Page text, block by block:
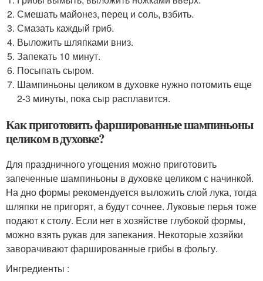
Смешать майонез, перец и соль, взбить.
Смазать каждый гриб.
Выложить шляпками вниз.
Запекать 10 минут.
Посыпать сыром.
Шампиньоны целиком в духовке нужно потомить еще
2-3 минуты, пока сыр расплавится.
Как приготовить фаршированные шампиньоны
целиком в духовке?
Для праздничного угощения можно приготовить
запеченные шампиньоны в духовке целиком с начинкой.
На дно формы рекомендуется выложить слой лука, тогда
шляпки не пригорят, а будут сочнее. Луковые перья тоже
подают к столу. Если нет в хозяйстве глубокой формы,
можно взять рукав для запекания. Некоторые хозяйки
заворачивают фаршированные грибы в фольгу.
Ингредиенты :